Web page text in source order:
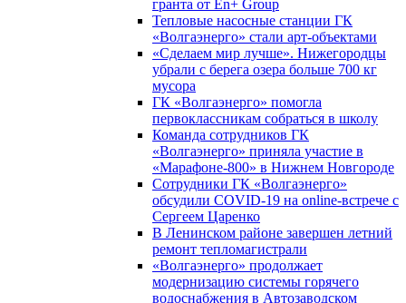
гранта от En+ Group
Тепловые насосные станции ГК
«Волгаэнерго» стали арт-объектами
«Сделаем мир лучше». Нижегородцы
убрали с берега озера больше 700 кг
мусора
ГК «Волгаэнерго» помогла
первоклассникам собраться в школу
Команда сотрудников ГК
«Волгаэнерго» приняла участие в
«Марафоне-800» в Нижнем Новгороде
Сотрудники ГК «Волгаэнерго»
обсудили COVID-19 на online-встрече с
Сергеем Царенко
В Ленинском районе завершен летний
ремонт тепломагистрали
«Волгаэнерго» продолжает
модернизацию системы горячего
водоснабжения в Автозаводском